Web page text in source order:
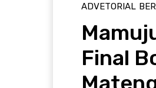
ADVETORIAL
Final